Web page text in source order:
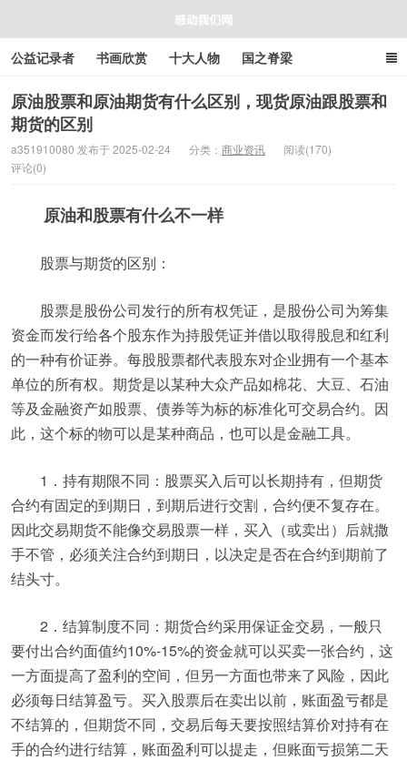
感动我们网
公益记录者 书画欣赏 十大人物 国之脊梁
好人好事 感人资讯 商业资讯 在线工具箱
原油股票和原油期货有什么区别，现货原油跟股票和
期货的区别
a351910080 发布于 2025-02-24 分类： 商业资讯
阅读(170)
评论(0)
原油和股票有什么不一样
股票与期货的区别：
股票是股份公司发行的所有权凭证，是股份公司为筹集
资金而发行给各个股东作为持股凭证并借以取得股息和红利
的一种有价证券。每股股票都代表股东对企业拥有一个基本
单位的所有权。期货是以某种大众产品如棉花、大豆、石油
等及金融资产如股票、债券等为标的标准化可交易合约。因
此，这个标的物可以是某种商品，也可以是金融工具。
1．持有期限不同：股票买入后可以长期持有，但期货
合约有固定的到期日，到期后进行交割，合约便不复存在。
因此交易期货不能像交易股票一样，买入（或卖出）后就撒
手不管，必须关注合约到期日，以决定是否在合约到期前了
结头寸。
2．结算制度不同：期货合约采用保证金交易，一般只
要付出合约面值约10%-15%的资金就可以买卖一张合约，这
一方面提高了盈利的空间，但另一方面也带来了风险，因此
必须每日结算盈亏。买入股票后在卖出以前，账面盈亏都是
不结算的，但期货不同，交易后每天要按照结算价对持有在
手的合约进行结算，账面盈利可以提走，但账面亏损第二天